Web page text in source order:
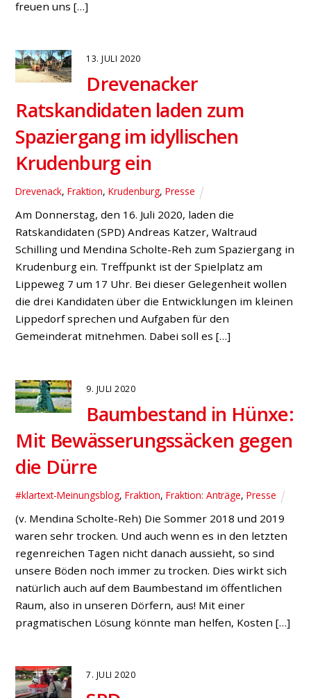
mussten, sollen diese im Juli in allen drei Ortskernen
12.00 Uhr, am Markt in Hünxe 18. Juli, 09.30-12.00 Uhr,
Danziger Platz in Bruckhausen 25. Juli, 09.30-12.00 Uhr,
bei Edeka Kirsch in Drevenack […]
5. JULI 2020
„Mehr Herz für Hünxe“
(Foto: Stefan Weber, 2020) Jan Scholte-Reh ist
Spitzenkandidat der Hünxer SPD für den Gemeinderat.
Wahlprogramm nach großer Bürgerbeteiligung für den
13. September beschlossen. Mit einer großen Online-
Befragung und mehreren Dorfwerkstätten sind die
Hünxer Sozialdemokraten ins Kommunalwahljahr 2020
gestartet. Jetzt haben die Genossen ihr
Bürgerwahlprogramm mit dem Titel „Für unser Hünxe
18. JUNI 2020
Volker Marquard will
Hünxer Bürgermeister werden
Allgemein
Jetzt ist es offiziell: Volker Marquard ist
Bürgermeisterkandidat der SPD Hünxe für die
Kommunalwahl am 13. September. Auf der
Aufstellungsversammlung der Sozialdemokraten in der
Aula der Gesamtschule Hünxe wurde der
Unternehmer mit 92% der Stimmen zum Kandidaten
für das höchste Amt in der Gemeinde Hünxe